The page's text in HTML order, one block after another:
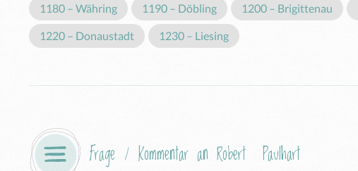
1180 – Währing 1190 – Döbling 1200 – Brigittenau
1220 – Donaustadt 1230 – Liesing
Frage / Kommentar an Robert  Paulhart